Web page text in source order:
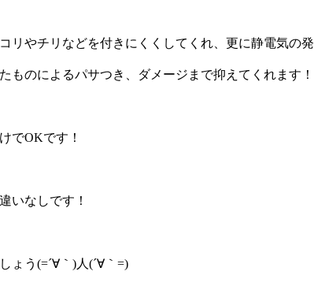
リやチリなどを付きにくくしてくれ、更に静電気の発
ものによるパサつき、ダメージまで抑えてくれます！
でOKです！
いなしです！
ょう (=´∀｀ )人 (´∀｀ =)